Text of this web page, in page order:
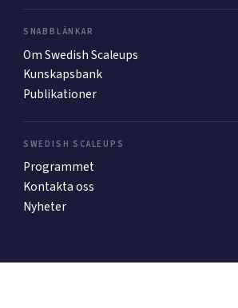
Ansök till Swedish
Så finansieras Swedish
SNABBLÄNKAR
Om Swedish Scaleups
Kunskapsbank
Publikationer
SWEDISH SCALEUPS
Programmet
Kontakta oss
Nyheter